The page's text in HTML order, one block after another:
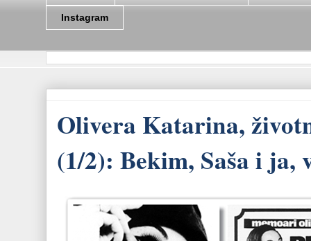
Instagram
Olivera Katarina,
(1/2): Bekim, Saša i ja,